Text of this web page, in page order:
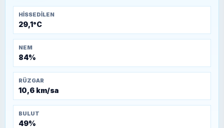
HISSEDILEN
29,1°C
NEM
84%
RÜZGAR
10,6 km/sa
BULUT
49%